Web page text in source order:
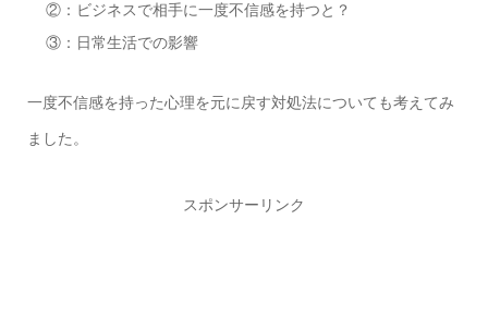
②：ビジネスで相手に一度不信感を持つと？
③：日常生活での影響
一度不信感を持った心理を元に戻す対処法についても考えてみ
ました。
スポンサーリンク